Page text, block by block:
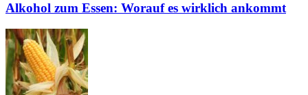
Alkohol zum Essen: Worauf es wirklich ankommt